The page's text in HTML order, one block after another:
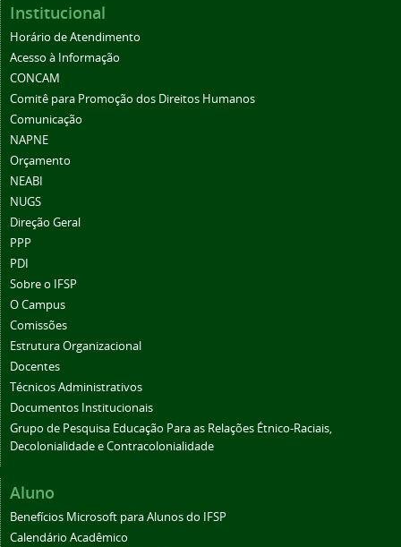
Institucional
Horário de Atendimento
Acesso à Informação
CONCAM
Comitê para Promoção dos Direitos Humanos
Comunicação
NAPNE
Orçamento
NEABI
NUGS
Direção Geral
PPP
PDI
Sobre o IFSP
O Campus
Comissões
Estrutura Organizacional
Docentes
Técnicos Administrativos
Documentos Institucionais
Grupo de Pesquisa Educação Para as Relações Étnico-Raciais,
Decolonialidade e Contracolonialidade
Aluno
Benefícios Microsoft para Alunos do IFSP
Calendário Acadêmico